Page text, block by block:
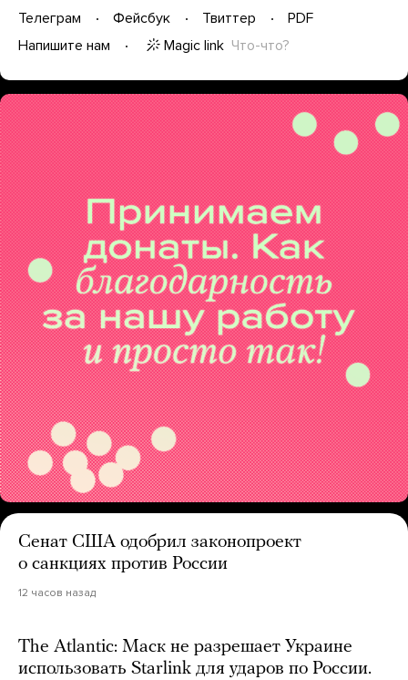
Телеграм Фейсбук Твиттер
PDF
Напишите нам
Magic link Что-что?
Сенат США одобрил законопроект
о санкциях против России
12 часов назад
The Atlantic: Маск не разрешает Украине
использовать Starlink для ударов по России.